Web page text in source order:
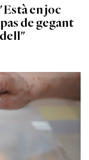
en joc
de gegant